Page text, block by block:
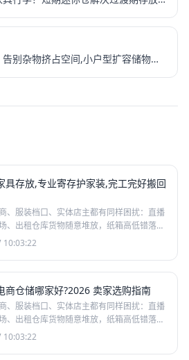
别杂物挤占空间,小户型扩容储物方
具存放,专业寄存护家装,完工完好搬回
、服装档口、实体店主都有同样困扰：直播
、出租仓库货物随意堆放，纸箱高低错落、
放、耗材和成品挤在一处。看似只是视觉脏
10:03:22
商仓储哪家好?2026 卖家选购指南
、服装档口、实体店主都有同样困扰：直播
、出租仓库货物随意堆放，纸箱高低错落、
放、耗材和成品挤在一处。看似只是视觉脏
10:03:22